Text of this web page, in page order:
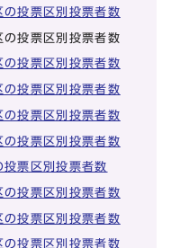
投票区別投票者数
投票区別投票者数
の投票区別投票者数
の投票区別投票者数
投票区別投票者数
投票区別投票者数
投票区別投票者数
投票区別投票者数
投票区別投票者数
の投票区別投票者数